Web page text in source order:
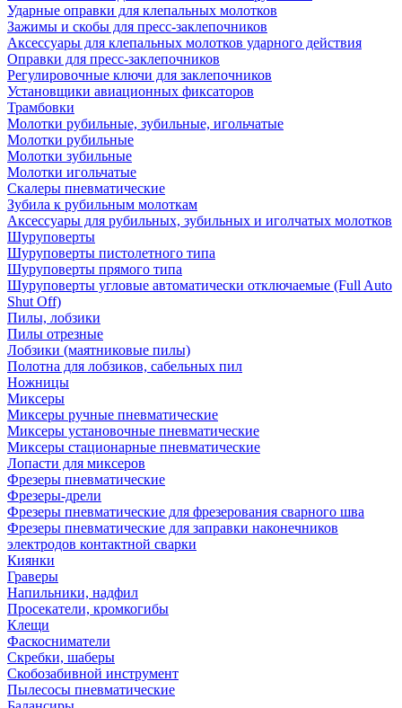
Ударные оправки для клепальных молотков
Зажимы и скобы для пресс-заклепочников
Аксессуары для клепальных молотков ударного действия
Оправки для пресс-заклепочников
Регулировочные ключи для заклепочников
Установщики авиационных фиксаторов
Трамбовки
Молотки рубильные, зубильные, игольчатые
Молотки рубильные
Молотки зубильные
Молотки игольчатые
Скалеры пневматические
Зубила к рубильным молоткам
Аксессуары для рубильных, зубильных и иголчатых молотков
Шуруповерты
Шуруповерты пистолетного типа
Шуруповерты прямого типа
Шуруповерты угловые автоматически отключаемые (Full Auto
Shut Off)
Пилы, лобзики
Пилы отрезные
Лобзики (маятниковые пилы)
Полотна для лобзиков, сабельных пил
Ножницы
Миксеры
Миксеры ручные пневматические
Миксеры установочные пневматические
Миксеры стационарные пневматические
Лопасти для миксеров
Фрезеры пневматические
Фрезеры-дрели
Фрезеры пневматические для фрезерования сварного шва
Фрезеры пневматические для заправки наконечников
электродов контактной сварки
Киянки
Граверы
Напильники, надфил
Просекатели, кромкогибы
Клещи
Фаскосниматели
Скребки, шаберы
Скобозабивной инструмент
Пылесосы пневматические